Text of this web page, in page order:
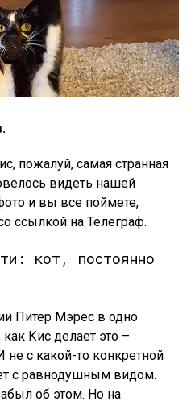
пожалуй, самая странная
видеть нашей
и вы все поймете,
ссылкой на Телеграф.
Питер Мэрес в одно
Кис делает это –
с какой-то конкретной
с равнодушным видом.
об этом. Но на